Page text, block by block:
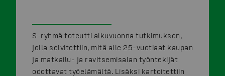
S-ryhmä toteutti alkuvuonna tutkimuksen,
jolla selvitettiin, mitä alle 25-vuotiaat kaupan
ja matkailu- ja ravitsemisalan työntekijät
odottavat työelämältä. Lisäksi kartoitettiin